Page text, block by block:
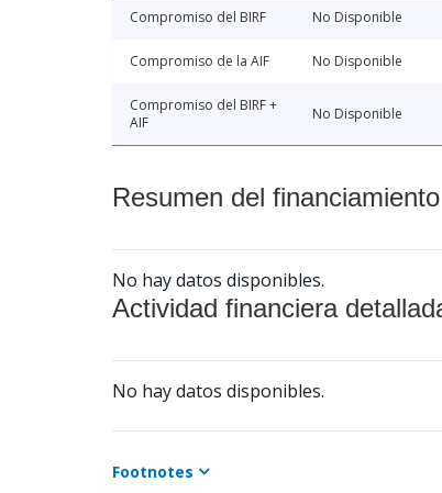
Compromiso del BIRF No Disponible
Compromiso de la AIF No Disponible
Compromiso del BIRF +
AIF
No Disponible
Resumen del
No hay datos disponibles.
Actividad financiera
No hay datos disponibles.
Footnotes